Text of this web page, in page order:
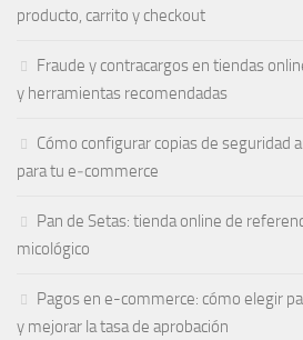
producto, carrito y checkout
Fraude y contracargos en tiendas
y herramientas recomendadas
Cómo configurar copias de seguridad
para tu e‑commerce
Pan de Setas: tienda online de
micológico
Pagos en e-commerce: cómo elegir
y mejorar la tasa de aprobación